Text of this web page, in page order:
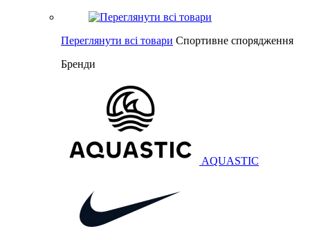
Переглянути всі товари Спортивне спорядження
Бренди
AQUASTIC